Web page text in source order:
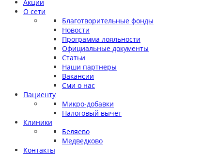
Акции
О сети
Благотворительные фонды
Новости
Программа лояльности
Официальные документы
Статьи
Наши партнеры
Вакансии
Сми о нас
Пациенту
Микро-добавки
Налоговый вычет
Клиники
Беляево
Медведково
Контакты